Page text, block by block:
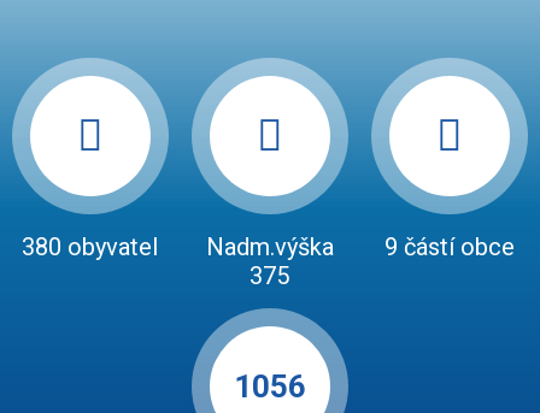
380 obyvatel
Nadm.výška
375
9 částí obce
1056